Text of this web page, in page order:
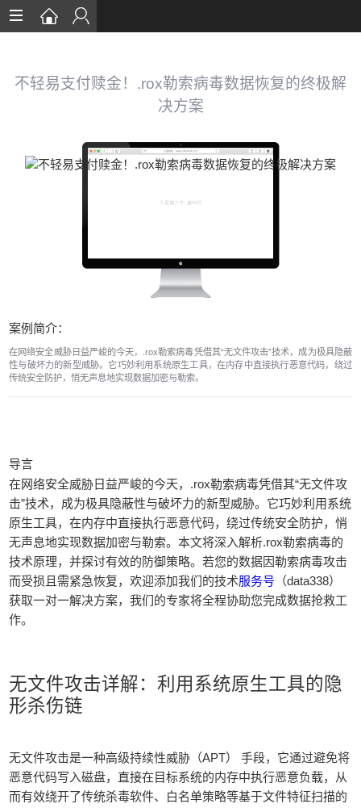
数据恢复
不轻易支付赎金！.rox勒索病毒数据恢复的终极解
决方案‌
案例简介：
在网络安全威胁日益严峻的今天，‌.rox勒索病毒凭借其“无文件攻击”技术，成为极具隐蔽
性与破坏力的新型威胁。它巧妙利用系统原生工具，在内存中直接执行恶意代码，绕过
传统安全防护，悄无声息地实现数据加密与勒索。
导言
在网络安全威胁日益严峻的今天，‌.rox勒索病毒凭借其“无文件攻
击”技术，成为极具隐蔽性与破坏力的新型威胁。它巧妙利用系统
原生工具，在内存中直接执行恶意代码，绕过传统安全防护，悄
无声息地实现数据加密与勒索。本文将深入解析.rox勒索病毒的
技术原理，并探讨有效的防御策略。若您的数据因勒索病毒攻击
而受损且需紧急恢复，欢迎添加我们的技术服务号 （data338）
获取一对一解决方案，我们的专家将全程协助您完成数据抢救工
作。
‌无文件攻击详解：利用系统原生工具的隐
形杀伤链‌
无文件攻击是一种‌高级持续性威胁（APT）‌ 手段，它通过避免将
恶意代码写入磁盘，直接‌在目标系统的内存中执行恶意负载‌，从
而有效绕开了传统杀毒软件、白名单策略等基于文件特征扫描的